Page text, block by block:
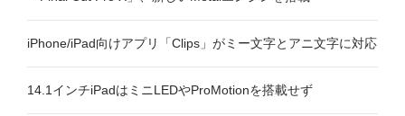
iPhone/iPad向けアプリ「Clips」がミー文字とアニ文字に対応
14.1インチiPadはミニLEDやProMotionを搭載せず